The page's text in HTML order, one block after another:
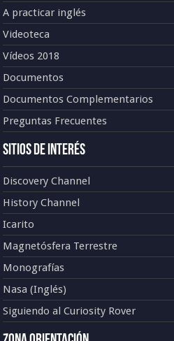
A practicar inglés
Videoteca
Vídeos 2018
Documentos
Documentos Complementarios
Preguntas Frecuentes
Sitios de Interés
Discovery Channel
History Channel
Icarito
Magnetósfera Terrestre
Monografías
Nasa (Inglés)
Siguiendo al Curiosity Rover